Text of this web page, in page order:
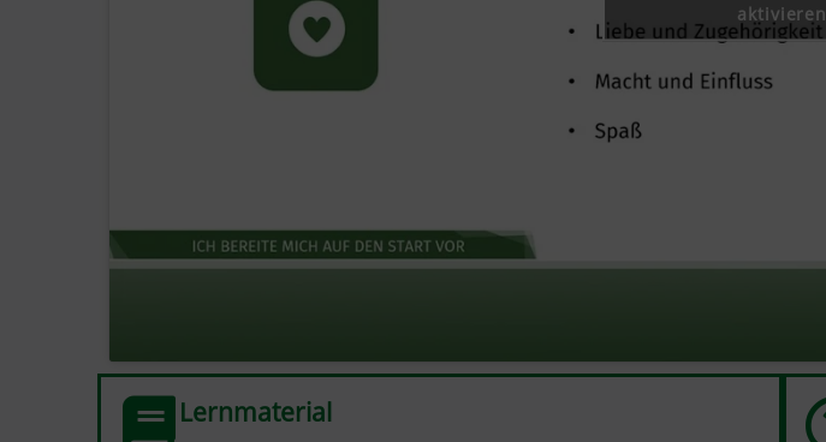
aktivieren
Lernmaterial